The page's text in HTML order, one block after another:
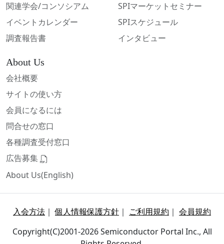
関連学会/コンソシアム
イベントカレンダー
調査報告書
SPIマーケットセミナー
SPIスケジュール
インタビュー
About Us
会社概要
サイトの使い方
会員になるには
問合せの窓口
各種調査受付窓口
広告募集
About Us(English)
入会方法 ｜個人情報保護方針 ｜ ご利用規約 ｜ 会員規約
Copyright(C)2001-2026 Semiconductor Portal Inc., All